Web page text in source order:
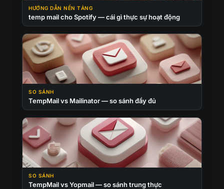
HƯỚNG DẪN NỀN TẢNG
temp mail cho Spotify — cái gì thực sự hoạt động
SO SÁNH
TempMail vs Mailinator — so sánh đầy đủ
SO SÁNH
TempMail vs Yopmail — so sánh trung thực